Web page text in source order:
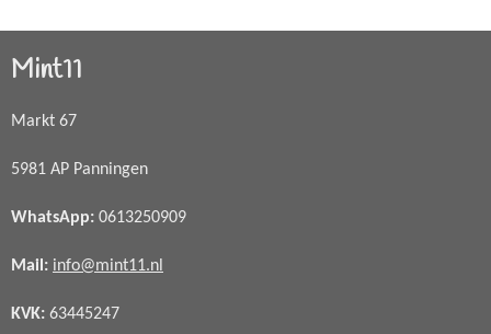
Mint11
Markt 67
5981 AP Panningen
WhatsApp: 0613250909
Mail: info@mint11.nl
KVK: 63445247